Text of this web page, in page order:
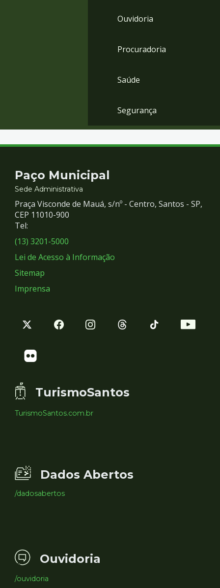
Ouvidoria
Procuradoria
Saúde
Segurança
Contato
e
Redes
Sociais
Paço Municipal
Sede Administrativa
Praça Visconde de Mauá, s/nº - Centro, Santos - SP,
CEP 11010-900
Tel:
(13) 3201-5000
Lei de Acesso à Informação
Sitemap
Imprensa
TurismoSantos
TurismoSantos.com.br
Dados Abertos
/dadosabertos
Ouvidoria
/ouvidoria